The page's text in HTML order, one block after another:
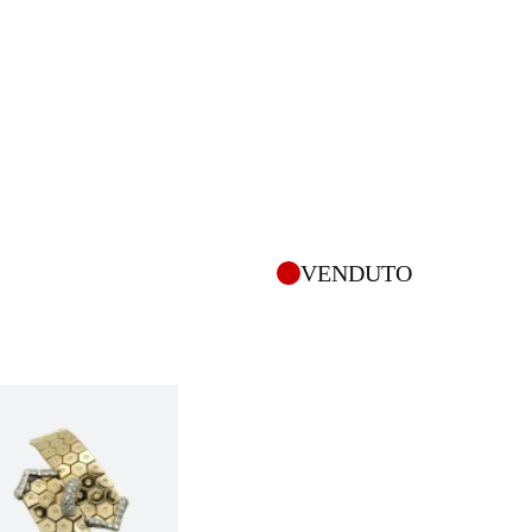
VENDUTO